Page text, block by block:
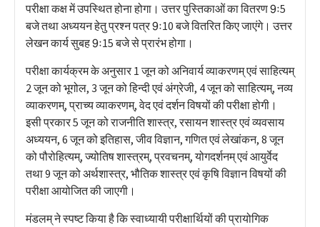
परीक्षा कक्ष में उपस्थित होना होगा। उत्तर पुस्तिकाओं का वितरण 9ः5
बजे तथा अध्ययन हेतु प्रश्न पत्र 9ः10 बजे वितरित किए जाएंगे। उत्तर
लेखन कार्य सुबह 9ः15 बजे से प्रारंभ होगा।
परीक्षा कार्यक्रम के अनुसार 1 जून को अनिवार्य व्याकरणम् एवं साहित्यम्
2 जून को भूगोल, 3 जून को हिन्दी एवं अंग्रेजी, 4 जून को साहित्यम्, नव्य
व्याकरणम्, प्राच्य व्याकरणम्, वेद एवं दर्शन विषयों की परीक्षा होगी।
इसी प्रकार 5 जून को राजनीति शास्त्र, रसायन शास्त्र एवं व्यवसाय
अध्ययन, 6 जून को इतिहास, जीव विज्ञान, गणित एवं लेखांकन, 8 जून
को पौरोहित्यम्, ज्योतिष शास्त्रम्, प्रवचनम्, योगदर्शनम् एवं आयुर्वेद
तथा 9 जून को अर्थशास्त्र, भौतिक शास्त्र एवं कृषि विज्ञान विषयों की
परीक्षा आयोजित की जाएगी।
मंडलम् ने स्पष्ट किया है कि स्वाध्यायी परीक्षार्थियों की प्रायोगिक